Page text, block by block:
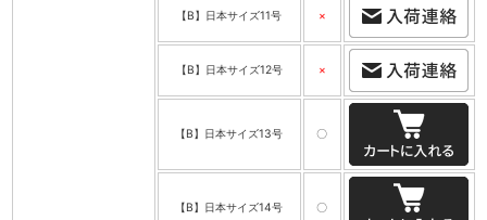
【B】日本サイズ11号 ×
【B】日本サイズ12号 ×
【B】日本サイズ13号 〇
【B】日本サイズ14号 〇